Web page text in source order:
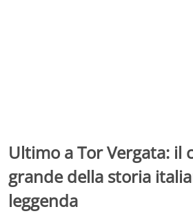
Ultimo a Tor Vergata: il
grande della storia
leggenda